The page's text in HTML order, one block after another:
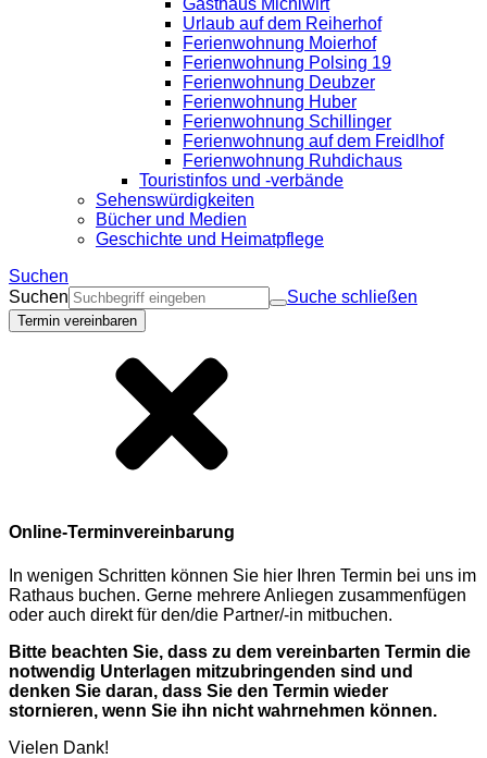
Gasthaus Michlwirt
Urlaub auf dem Reiherhof
Ferienwohnung Moierhof
Ferienwohnung Polsing 19
Ferienwohnung Deubzer
Ferienwohnung Huber
Ferienwohnung Schillinger
Ferienwohnung auf dem Freidlhof
Ferienwohnung Ruhdichaus
Touristinfos und -verbände
Sehenswürdigkeiten
Bücher und Medien
Geschichte und Heimatpflege
Suchen
Suchen
Suche schließen
Termin vereinbaren
Online-Terminvereinbarung
In wenigen Schritten können Sie hier Ihren Termin bei uns im
Rathaus buchen. Gerne mehrere Anliegen zusammenfügen
oder auch direkt für den/die Partner/-in mitbuchen.
Bitte beachten Sie, dass zu dem vereinbarten Termin die
notwendig Unterlagen mitzubringenden sind und
denken Sie daran, dass Sie den Termin wieder
stornieren, wenn Sie ihn nicht wahrnehmen können.
Vielen Dank!